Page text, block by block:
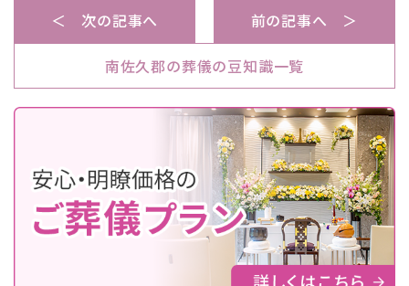
＜ 次の記事へ
南佐久郡の葬儀の豆知識一覧
前の記事へ ＞